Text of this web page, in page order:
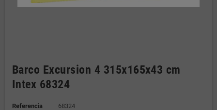
Barco Excursion 4 315x165x43 cm
Intex 68324
Referencia 68324